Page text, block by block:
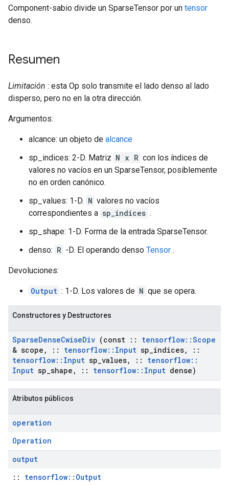
Component-sabio divide un SparseTensor por un tensor
denso.
Resumen
Limitación : esta Op solo transmite el lado denso al lado
disperso, pero no en la otra dirección.
Argumentos:
alcance: un objeto de alcance
sp_indices: 2-D. Matriz N x R con los índices de
valores no vacíos en un SparseTensor, posiblemente
no en orden canónico.
sp_values: 1-D. N valores no vacíos
correspondientes a sp_indices .
sp_shape: 1-D. Forma de la entrada SparseTensor.
denso: R -D. El operando denso Tensor .
Devoluciones:
Output : 1-D. Los valores de N que se opera.
Constructores y Destructores
SparseDenseCwiseDiv (const :: tensorflow::Scope
& scope , :: tensorflow:: Input sp indices,
::
tensorflow:: Input sp values, :: tensorflow::
Input sp shape , :: tensorflow:: Input dense)
Atributos públicos
operation
Operation
output
:: tensorflow::Output